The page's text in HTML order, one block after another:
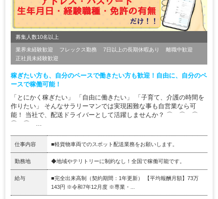
募集人数10名以上
業界未経験歓迎 フレックス勤務 7日以上の長期休暇あり
離職中歓迎
正社員未経験歓迎
稼ぎたい方も、自分のペースで働きたい方も歓迎！自由に、自分のペ
ースで稼働可能！
「とにかく稼ぎたい」 「自由に働きたい」 「子育て、介護の時間を
作りたい」 そんなサラリーマンでは実現困難な事も自営業なら可
能！ 当社で、配送ドライバーとして活躍しませんか？ ⌒ ⌒ ⌒
⌒ ⌒ ...
仕事内容 ■軽貨物車両でのスポット配送業務をお願いします。
勤務地 ◆地域やテリトリーに制約なし！全国で稼働可能です。
給与
■完全出来高制（契約期間：1年更新） 【平均報酬月額】73万
143円 ※令和7年12月度 ※専業・...